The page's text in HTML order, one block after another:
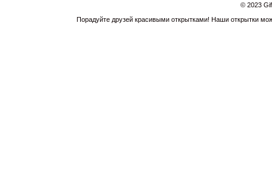
© 2023
Порадуйте друзей красивыми открытками! Наши открытки